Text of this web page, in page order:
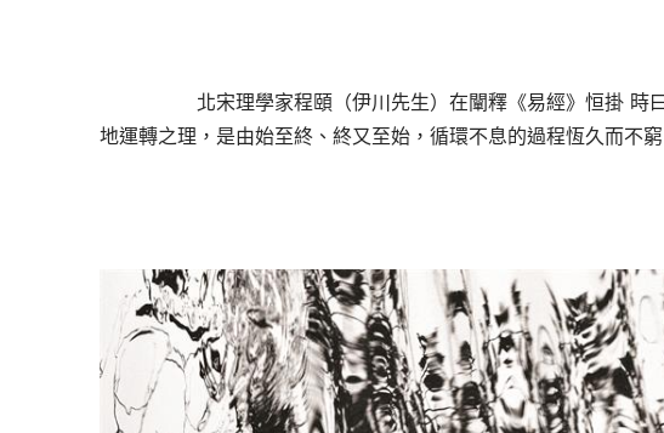
北宋理學家程頤（伊川先生）在闡釋《易經》恒掛 時
地運轉之理，是由始至終、終又至始，循環不息的過程恆久而不窮